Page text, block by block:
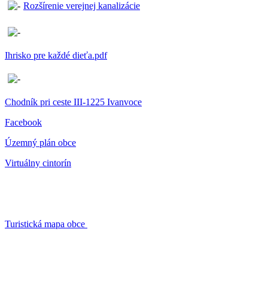
Rozšírenie verejnej kanalizácie
Ihrisko pre každé dieťa.pdf
Chodník pri ceste III-1225 Ivanvoce
Facebook
Územný plán obce
Virtuálny cintorín
Turistická mapa obce